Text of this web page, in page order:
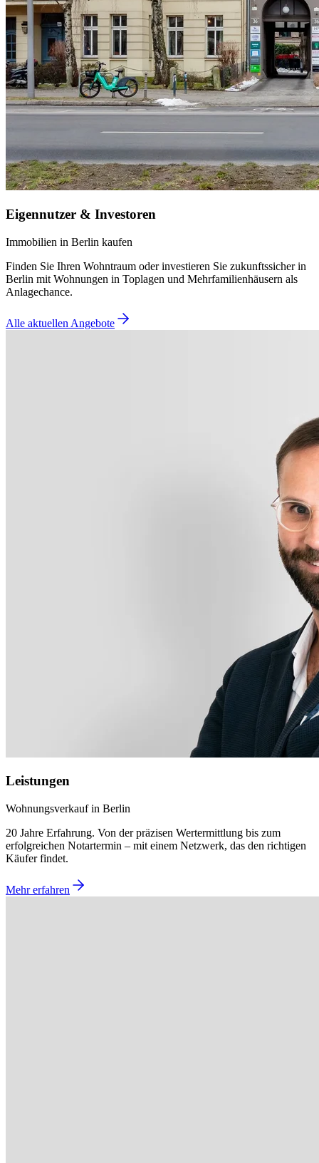
Eigennutzer & Investoren
Immobilien in Berlin kaufen
Finden Sie Ihren Wohntraum oder investieren Sie zukunftssicher in
Berlin mit Wohnungen in Toplagen und Mehrfamilienhäusern als
Anlagechance.
Alle aktuellen Angebote
Leistungen
Wohnungsverkauf in Berlin
20 Jahre Erfahrung. Von der präzisen Wertermittlung bis zum
erfolgreichen Notartermin – mit einem Netzwerk, das den richtigen
Käufer findet.
Mehr erfahren